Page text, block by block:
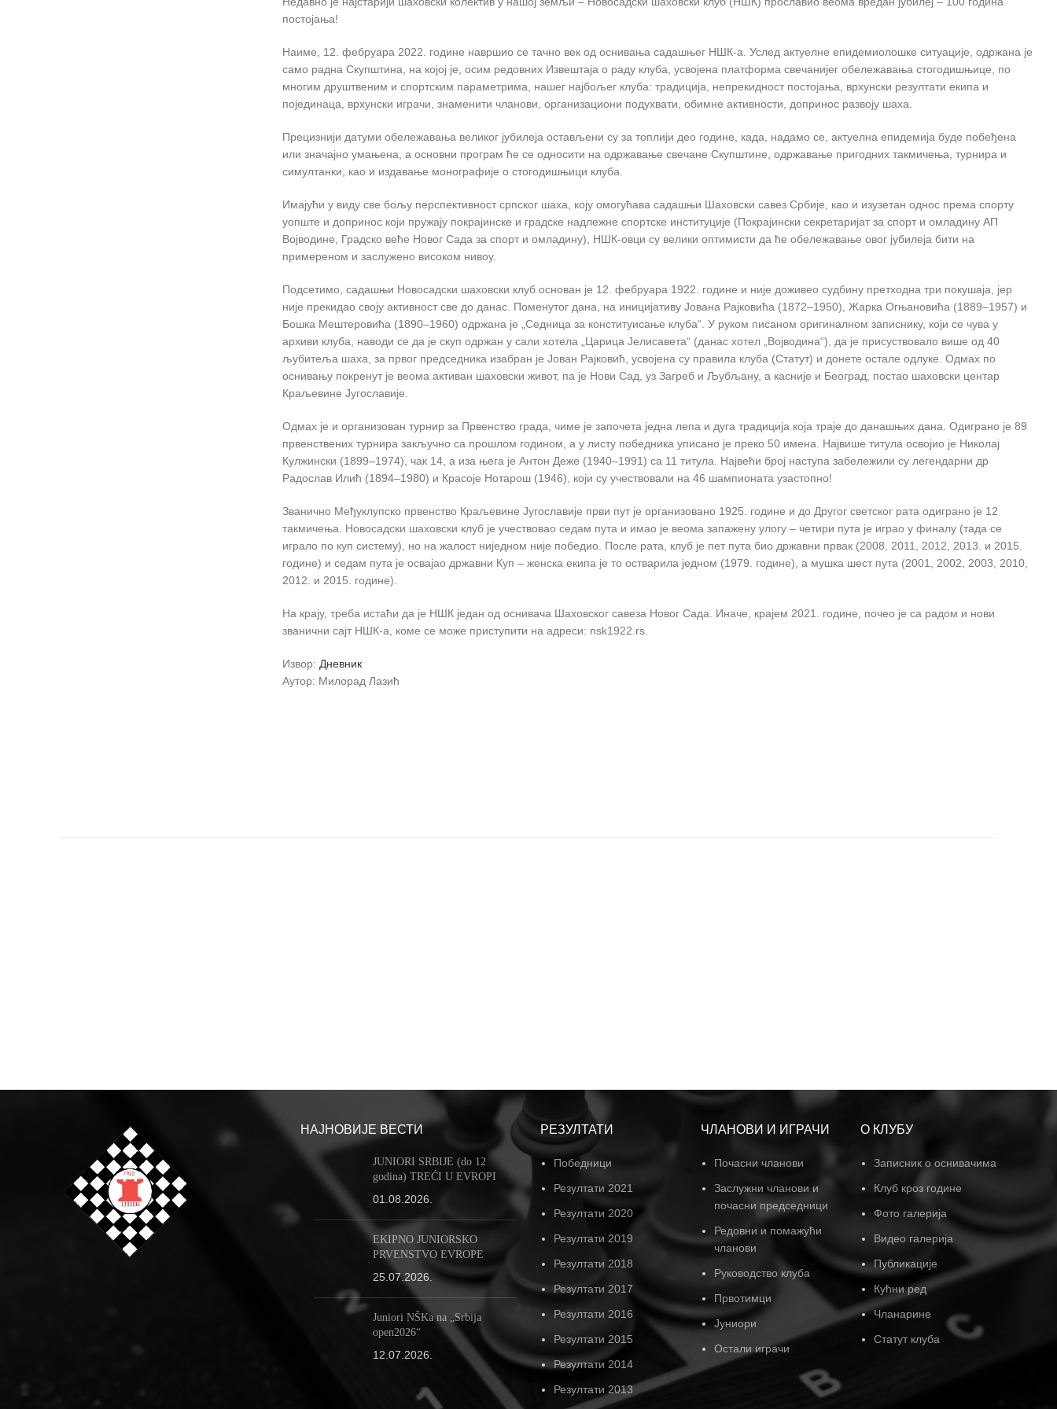
постојања!
Наиме, 12. фебруара 2022. године навршио се тачно век од оснивања садашњег НШК-а. Услед актуелне епидемиолошке ситуације, одржана је
само радна Скупштина, на којој је, осим редовних Извештаја о раду клуба, усвојена платформа свечанијег обележавања стогодишњице, по
многим друштвеним и спортским параметрима, нашег најбољег клуба: традиција, непрекидност постојања, врхунски резултати екипа и
појединаца, врхунски играчи, знаменити чланови, организациони подухвати, обимне активности, допринос развоју шаха.
Прецизнији датуми обележавања великог јубилеја остављени су за топлији део године, када, надамо се, актуелна епидемија буде побеђена
или значајно умањена, а основни програм ће се односити на одржавање свечане Скупштине, одржавање пригодних такмичења, турнира и
симултанки, као и издавање монографије о стогодишњици клуба.
Имајући у виду све бољу перспективност српског шаха, коју омогућава садашњи Шаховски савез Србије, као и изузетан однос према спорту
уопште и допринос који пружају покрајинске и градске надлежне спортске институције (Покрајински секретаријат за спорт и омладину АП
Војводине, Градско веће Новог Сада за спорт и омладину), НШК-овци су велики оптимисти да ће обележавање овог јубилеја бити на
примереном и заслужено високом нивоу.
Подсетимо, садашњи Новосадски шаховски клуб основан је 12. фебруара 1922. године и није доживео судбину претходна три покушаја, јер
није прекидао своју активност све до данас. Поменутог дана, на иницијативу Јована Рајковића (1872–1950), Жарка Огњановића (1889–1957) и
Бошка Мештеровића (1890–1960) одржана је „Седница за конституисање клуба“. У руком писаном оригиналном записнику, који се чува у
архиви клуба, наводи се да је скуп одржан у сали хотела „Царица Јелисавета“ (данас хотел „Војводина“), да је присуствовало више од 40
љубитеља шаха, за првог председника изабран је Јован Рајковић, усвојена су правила клуба (Статут) и донете остале одлуке. Одмах по
оснивању покренут је веома активан шаховски живот, па је Нови Сад, уз Загреб и Љубљану, а касније и Београд, постао шаховски центар
Краљевине Југославије.
Одмах је и организован турнир за Првенство града, чиме је започета једна лепа и дуга традиција која траје до данашњих дана. Одиграно је 89
првенствених турнира закључно са прошлом годином, а у листу победника уписано је преко 50 имена. Највише титула освојио је Николај
Кулжински (1899–1974), чак 14, а иза њега је Антон Деже (1940–1991) са 11 титула. Највећи број наступа забележили су легендарни др
Радослав Илић (1894–1980) и Красоје Нотарош (1946), који су учествовали на 46 шампионата узастопно!
Званично Међуклупско првенство Краљевине Југославије први пут је организовано 1925. године и до Другог светског рата одиграно је 12
такмичења. Новосадски шаховски клуб је учествовао седам пута и имао је веома запажену улогу – четири пута је играо у финалу (тада се
играло по куп систему), но на жалост ниједном није победио. После рата, клуб је пет пута био државни првак (2008, 2011, 2012, 2013. и 2015.
године) и седам пута је освајао државни Куп – женска екипа је то остварила једном (1979. године), а мушка шест пута (2001, 2002, 2003, 2010,
2012. и 2015. године).
На крају, треба истаћи да је НШК један од оснивача Шаховског савеза Новог Сада. Иначе, крајем 2021. године, почео је са радом и нови
званични сајт НШК-а, коме се може приступити на адреси: nsk1922.rs.
Извор: Дневник
Аутор: Милорад Лазић
НАЈНОВИЈЕ ВЕСТИ
JUNIORI SRBIJE (do 12
godina) TREĆI U EVROPI
01.08.2026.
EKIPNO JUNIORSKO
PRVENSTVO EVROPE
25.07.2026.
Juniori NŠKa na „Srbija
open2026“
12.07.2026.
РЕЗУЛТАТИ
Победници
Резултати 2021
Резултати 2020
Резултати 2019
Резултати 2018
Резултати 2017
Резултати 2016
Резултати 2015
Резултати 2014
Резултати 2013
ЧЛАНОВИ И ИГРАЧИ
Почасни чланови
Заслужни чланови и
почасни председници
Редовни и помажући
чланови
Руководство клуба
Првотимци
Јуниори
Остали играчи
О КЛУБУ
Записник о оснивачима
Клуб кроз године
Фото галерија
Видео галерија
Публикације
Кућни ред
Чланарине
Статут клуба